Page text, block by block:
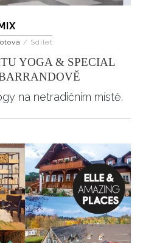
/ Sdílet
YOGA & SPECIAL
na netradičním místě.